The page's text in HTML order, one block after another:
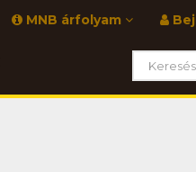
MNB árfolyam